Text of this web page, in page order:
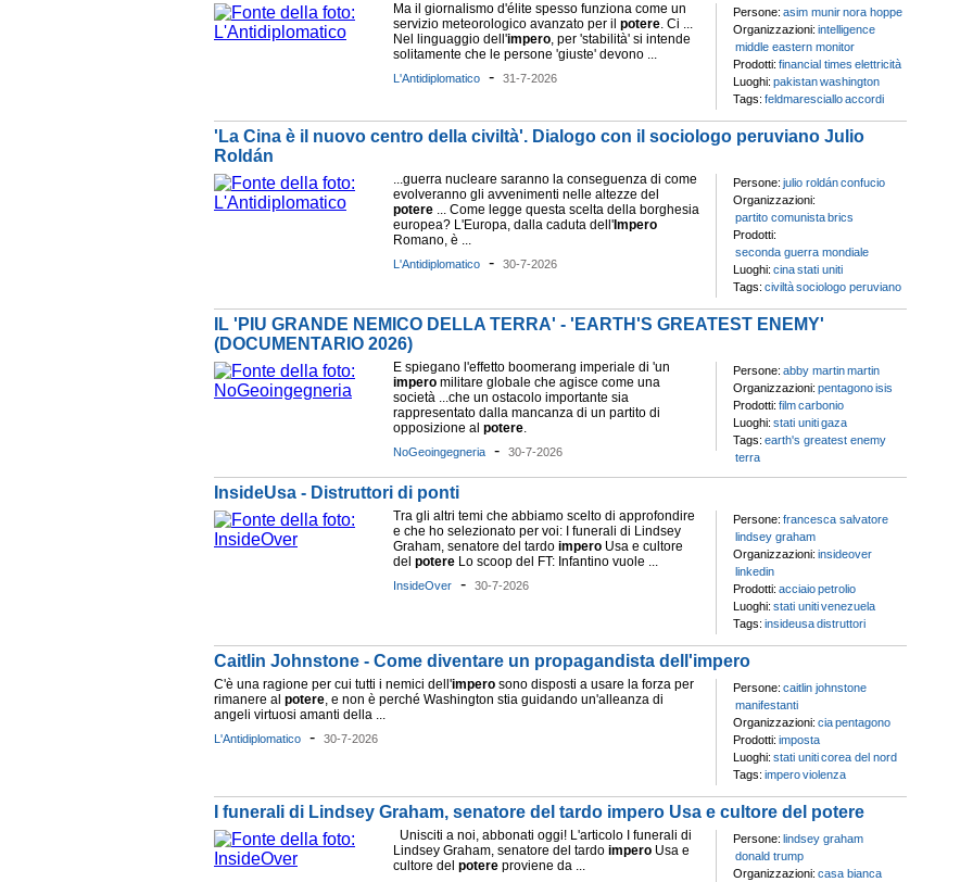
Ma il giornalismo d'élite spesso funziona come un
servizio meteorologico avanzato per il potere. Ci ...
Nel linguaggio dell'impero, per 'stabilità' si intende
solitamente che le persone 'giuste' devono ...
L'Antidiplomatico - 31-7-2026
Persone: asim munirnora hoppe
Organizzazioni: intelligence
middle eastern monitor
Prodotti: financial times elettricità
Luoghi: pakistanwashington
Tags: feldmarescialloaccordi
'La Cina è il nuovo centro della civiltà'. Dialogo con il sociologo peruviano Julio
Roldán
...guerra nucleare saranno la conseguenza di come
evolveranno gli avvenimenti nelle altezze del
potere ... Come legge questa scelta della borghesia
europea? L'Europa, dalla caduta dell' Impero
Romano, è ...
L'Antidiplomatico - 30-7-2026
Persone: julio roldánconfucio
Organizzazioni:
partito comunistabrics
Prodotti:
seconda guerra mondiale
Luoghi: cinastati uniti
Tags: civiltàsociologo peruviano
IL 'PIU GRANDE NEMICO DELLA TERRA' - 'EARTH'S GREATEST ENEMY'
(DOCUMENTARIO 2026)
E spiegano l'effetto boomerang imperiale di 'un
impero militare globale che agisce come una
società ...che un ostacolo importante sia
rappresentato dalla mancanza di un partito di
opposizione al potere.
NoGeoingegneria - 30-7-2026
Persone: abby martinmartin
Organizzazioni: pentagonoisis
Prodotti: filmcarbonio
Luoghi: stati unitigaza
Tags: earth's greatest enemy
terra
InsideUsa - Distruttori di ponti
Tra gli altri temi che abbiamo scelto di approfondire
e che ho selezionato per voi: I funerali di Lindsey
Graham, senatore del tardo impero Usa e cultore
del potere Lo scoop del FT: Infantino vuole ...
InsideOver - 30-7-2026
Persone: francesca salvatore
lindsey graham
Organizzazioni: insideover
linkedin
Prodotti: acciaiopetrolio
Luoghi: stati unitivenezuela
Tags: insideusadistruttori
Caitlin Johnstone - Come diventare un propagandista dell'impero
C'è una ragione per cui tutti i nemici dell'impero sono disposti a usare la forza per
rimanere al potere, e non è perché Washington stia guidando un'alleanza di
angeli virtuosi amanti della ...
L'Antidiplomatico - 30-7-2026
Persone: caitlin johnstone
manifestanti
Organizzazioni: ciapentagono
Prodotti: imposta
Luoghi: stati uniticorea del nord
Tags: imperoviolenza
I funerali di Lindsey Graham, senatore del tardo impero Usa e cultore del potere
Unisciti a noi, abbonati oggi! L'articolo I funerali di
Lindsey Graham, senatore del tardo impero Usa e
cultore del potere proviene da ...
Persone: lindsey graham
donald trump
Organizzazioni: casa bianca